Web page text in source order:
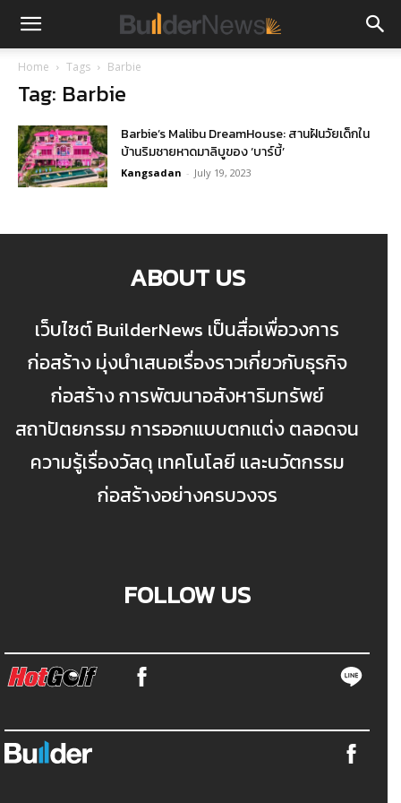
Home Tags Barbie
Tag: Barbie
Barbie’s Malibu DreamHouse: สานฝันวัยเด็กใน
บ้านริมชายหาดมาลิบูของ ‘บาร์บี้’
Kangsadan - July 19, 2023
ABOUT US
เว็บไซต์ BuilderNews เป็นสื่อเพื่อวงการ
ก่อสร้าง มุ่งนำเสนอเรื่องราวเกี่ยวกับธุรกิจ
ก่อสร้าง การพัฒนาอสังหาริมทรัพย์
สถาปัตยกรรม การออกแบบตกแต่ง ตลอดจน
ความรู้เรื่องวัสดุ เทคโนโลยี และนวัตกรรม
ก่อสร้างอย่างครบวงจร
FOLLOW US